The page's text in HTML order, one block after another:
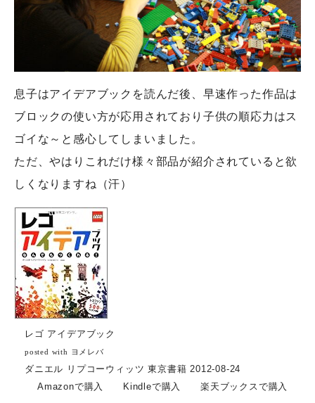
息子はアイデアブックを読んだ後、早速作った作品は
ブロックの使い方が応用されており子供の順応力はス
ゴイな～と感心してしまいました。
ただ、やはりこれだけ様々部品が紹介されていると欲
しくなりますね（汗）
レゴ アイデアブック
posted with ヨメレバ
ダニエル リプコーウィッツ 東京書籍 2012-08-24
Amazonで購入
Kindleで購入 楽天ブックスで購入